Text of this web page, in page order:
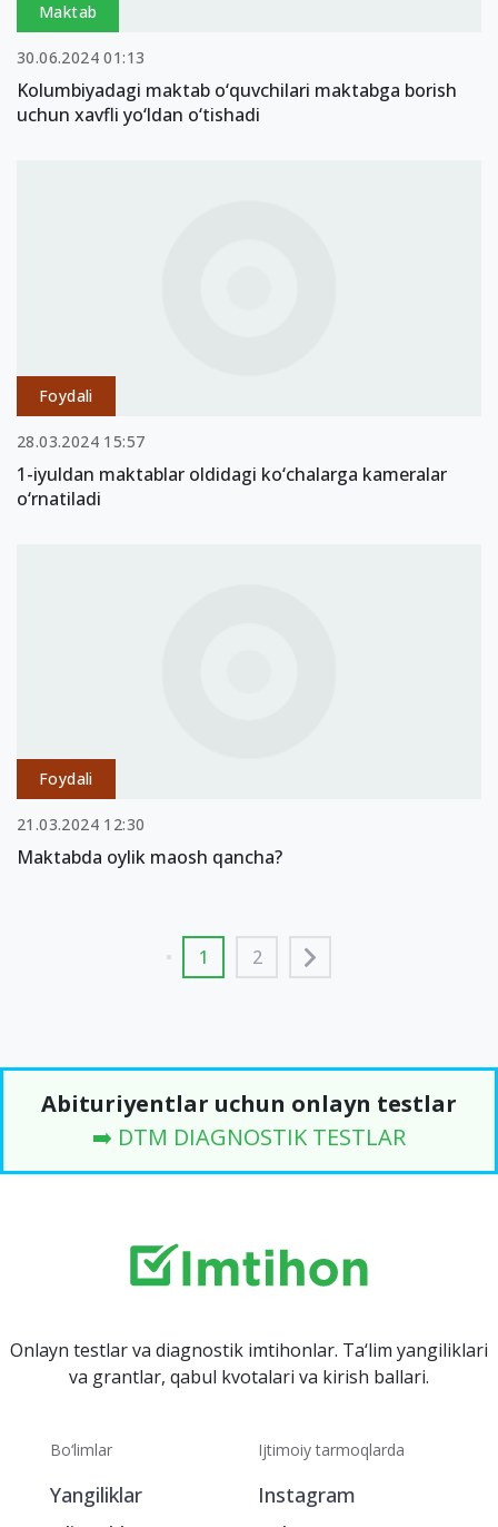
Maktab
30.06.2024 01:13
Kolumbiyadagi maktab o‘quvchilari maktabga borish
uchun xavfli yo‘ldan o‘tishadi
Foydali
28.03.2024 15:57
1-iyuldan maktablar oldidagi ko‘chalarga kameralar
o‘rnatiladi
Foydali
21.03.2024 12:30
Maktabda oylik maosh qancha?
1 2
Abituriyentlar uchun onlayn testlar
➡️ DTM DIAGNOSTIK TESTLAR
Onlayn testlar va diagnostik imtihonlar. Ta‘lim yangiliklari
va grantlar, qabul kvotalari va kirish ballari.
Bo‘limlar
Yangiliklar
Ijtimoiy tarmoqlarda
Instagram